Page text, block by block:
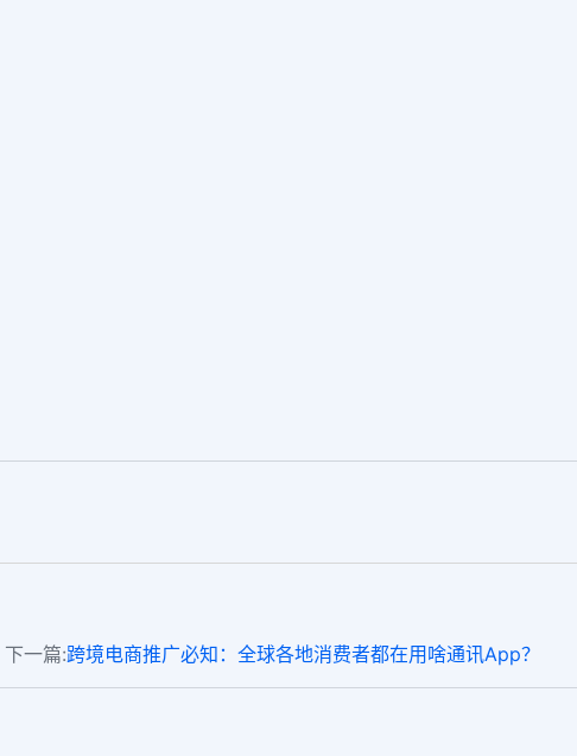
下一篇:跨境电商推广必知：全球各地消费者都在用啥通讯App？